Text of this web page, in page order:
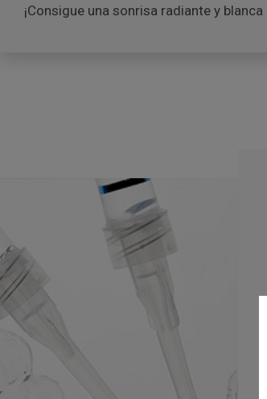
¡Consigue una sonrisa radiante y